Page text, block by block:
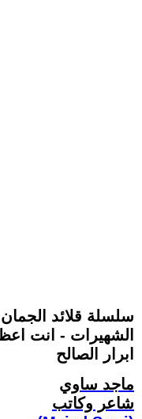
سلسلة قلائد
الشهيرات - انت
ابرار الصالح
ماجد ساوي
شاعر وكاتب